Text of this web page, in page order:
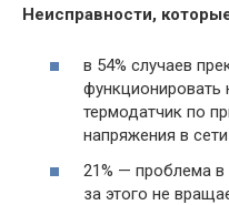
Неисправности,
в 54% случаев
функционировать
термодатчик по
напряжения в
21% — проблема в
за этого не